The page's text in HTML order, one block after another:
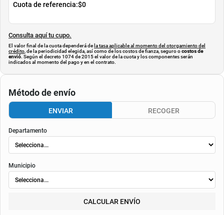
Cuota de referencia:$0
Consulta aquí tu cupo.
El valor final de la cuota dependerá de la tasa aplicable al momento del otorgamiento del
crédito , de la periodicidad elegida, así como de los costos de fianza, seguro ocostos de
envió. Según el decreto 1074 de 2015 el valor de la cuota y los componentes serán
indicados al momento del pago y en el contrato.
Método de envío
ENVIAR RECOGER
Departamento
Municipio
CALCULAR ENVÍO